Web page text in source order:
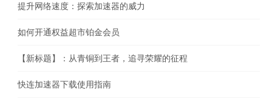
提升网络速度：探索加速器的威力
如何开通权益超市铂金会员
【新标题】：从青铜到王者，追寻荣耀的征程
快连加速器下载使用指南